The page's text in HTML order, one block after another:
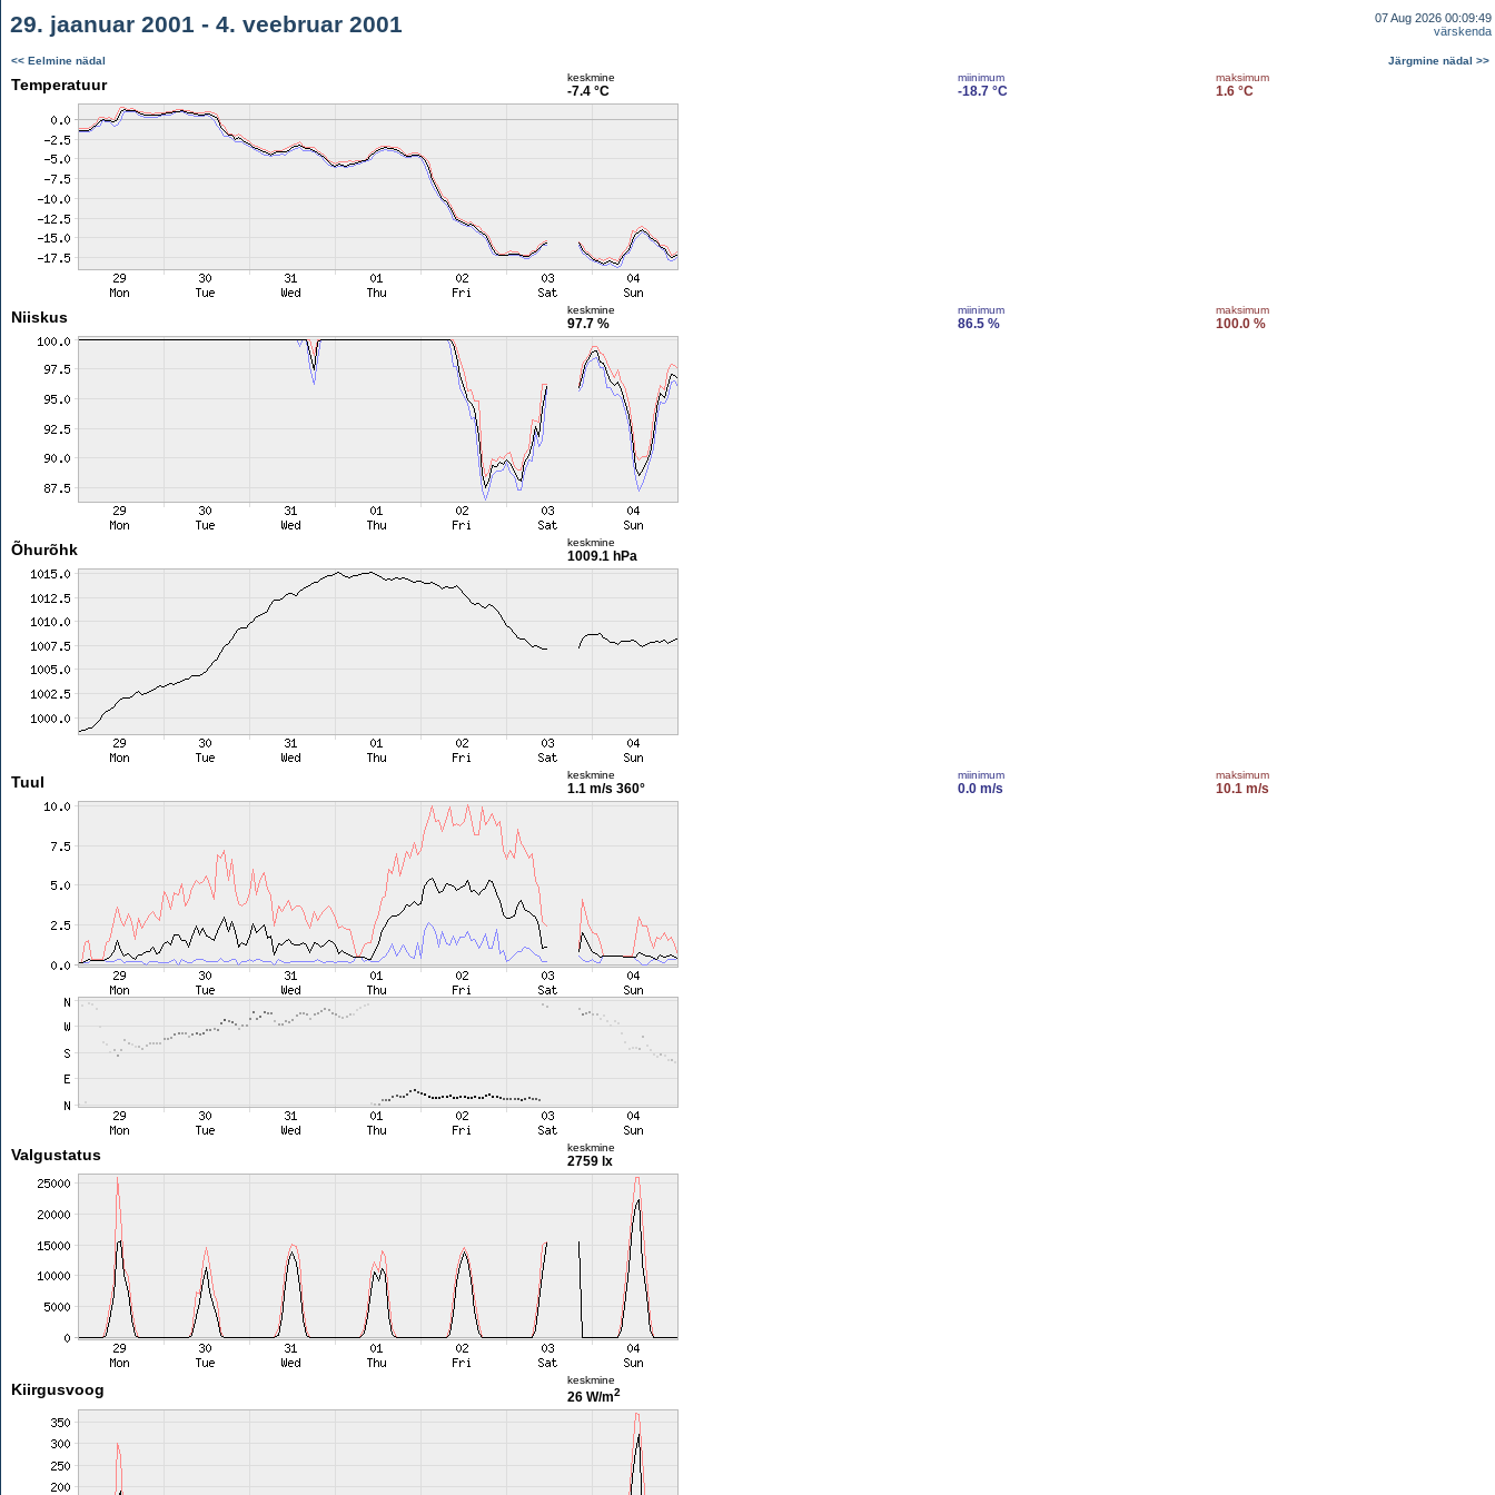
29. jaanuar 2001 - 4. veebruar 2001
07 Aug 2026 00:09:49
värskenda
<< Eelmine nädal Järgmine nädal >>
Temperatuur keskmine
-7.4 °C
miinimum
-18.7 °C
maksimum
1.6 °C
Niiskus keskmine
97.7 %
miinimum
86.5 %
maksimum
100.0 %
Õhurõhk keskmine
1009.1 hPa
Tuul keskmine
1.1 m/s 360°
miinimum
0.0 m/s
maksimum
10.1 m/s
Valgustatus keskmine
2759 lx
Kiirgusvoog
keskmine
26 W/m2